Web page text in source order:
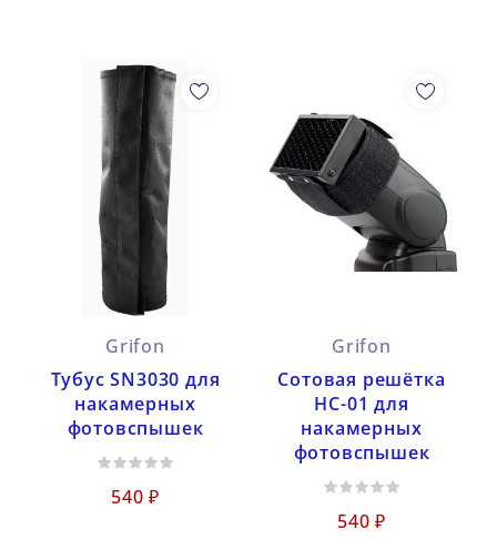
Grifon
Тубус SN3030 для
накамерных
фотовспышек
540 ₽
Grifon
Сотовая решётка
HC-01 для
накамерных
фотовспышек
540 ₽